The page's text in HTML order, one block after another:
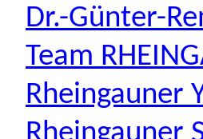
Dr.-Günter-
Team
Rheingauner